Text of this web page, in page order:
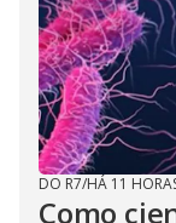
DO R7/HÁ 11
Como